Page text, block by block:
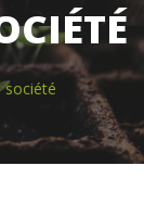
société